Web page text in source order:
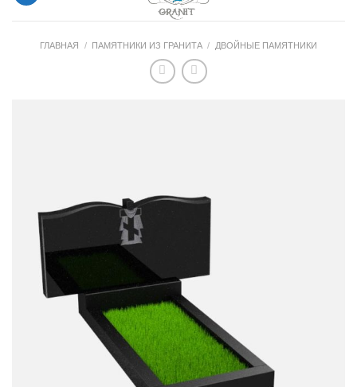
ГЛАВНАЯ / ПАМЯТНИКИ ИЗ ГРАНИТА / ДВОЙНЫЕ ПАМЯТНИКИ